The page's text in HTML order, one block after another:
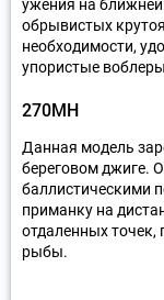
ужения на ближней
обрывистых
необходимости,
упористые
270MH
Данная модель
береговом джиге.
баллистическими
приманку на
отдаленных точек,
рыбы.